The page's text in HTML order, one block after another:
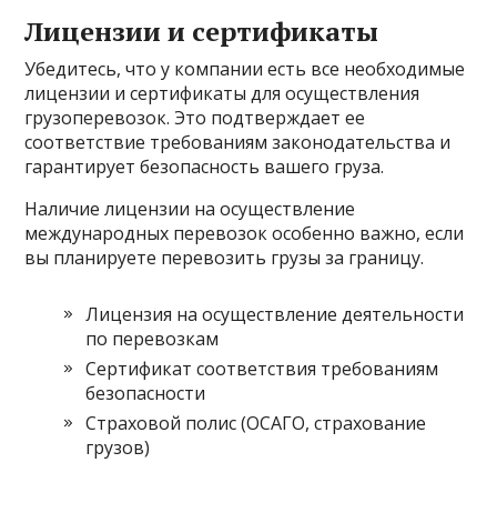
Лицензии и сертификаты
Убедитесь, что у компании есть все необходимые
лицензии и сертификаты для осуществления
грузоперевозок. Это подтверждает ее
соответствие требованиям законодательства и
гарантирует безопасность вашего груза.
Наличие лицензии на осуществление
международных перевозок особенно важно, если
вы планируете перевозить грузы за границу.
Лицензия на осуществление деятельности
по перевозкам
Сертификат соответствия требованиям
безопасности
Страховой полис (ОСАГО, страхование
грузов)